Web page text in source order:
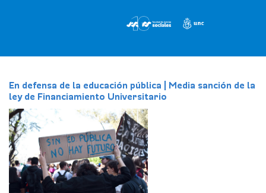
En defensa de la educación pública | Media sanción de la
ley de Financiamiento Universitario